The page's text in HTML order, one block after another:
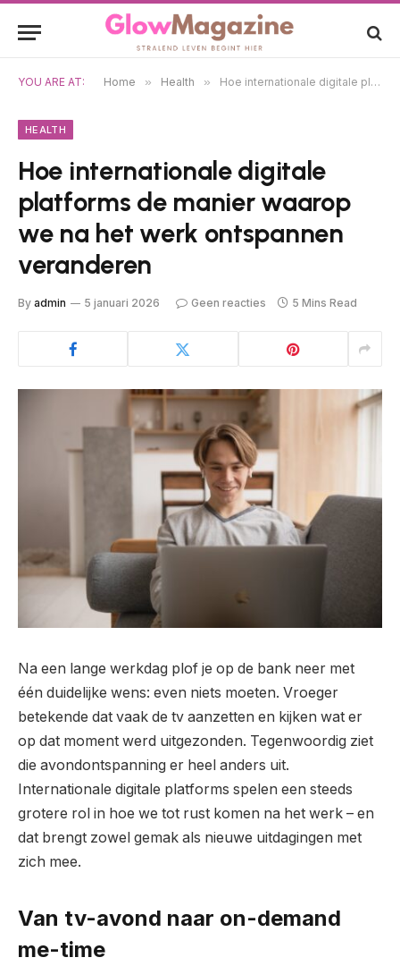
YOU ARE AT: Home » Health » Hoe internationale digitale platforms de manier waarop we na het werk ontspannen veranderen
HEALTH
Hoe internationale digitale
platforms de manier waarop
we na het werk ontspannen
veranderen
By admin 5 januari 2026 Geen reacties 5 Mins Read
Na een lange werkdag plof je op de bank neer met
één duidelijke wens: even niets moeten. Vroeger
betekende dat vaak de tv aanzetten en kijken wat er
op dat moment werd uitgezonden. Tegenwoordig ziet
die avondontspanning er heel anders uit.
Internationale digitale platforms spelen een steeds
grotere rol in hoe we tot rust komen na het werk – en
dat brengt zowel gemak als nieuwe uitdagingen met
zich mee.
Van tv-avond naar on-demand
me-time